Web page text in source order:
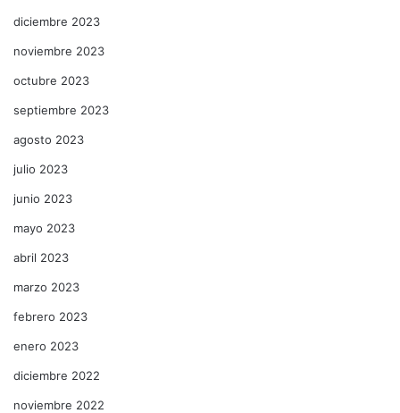
diciembre 2023
noviembre 2023
octubre 2023
septiembre 2023
agosto 2023
julio 2023
junio 2023
mayo 2023
abril 2023
marzo 2023
febrero 2023
enero 2023
diciembre 2022
noviembre 2022